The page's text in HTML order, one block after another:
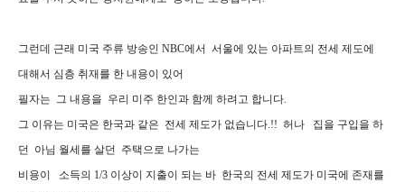
그런데 근래 미국 주류 방송인 NBC에서 서울에 있는 아파트의 전세 제도에
대해서 심층 취재를 한 내용이 있어
필자는 그 내용을 우리 미주 한인과 함께 하려고 합니다.
그 이유는 미국은 한국과 같은 전세 제도가 없습니다.!! 허나 집을 구입을 하
던 아님 월세를 살던 주택으로 나가는
비용이 소득의 1/3 이상이 지출이 되는 바 한국의 전세 제도가 미국에 존재를